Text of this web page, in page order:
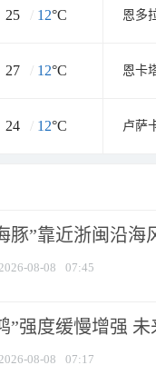
25 / 12°C 恩多
27 / 12°C 恩卡
24 / 12°C 卢萨
豚”靠近浙闽沿
08-08 07:45
”强度缓慢增强
08-08 07:17